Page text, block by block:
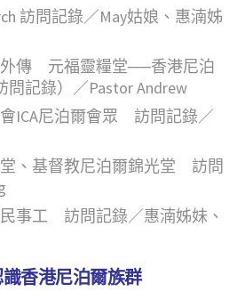
訪問記錄／May姑娘、惠湳姊
外傳 元福靈糧堂──香港尼泊
記錄）／Pastor Andrew
ICA尼泊爾會眾 訪問記錄／
、基督教尼泊爾錦光堂 訪問
事工 訪問記錄／惠湳姊妹、
香港尼泊爾族群